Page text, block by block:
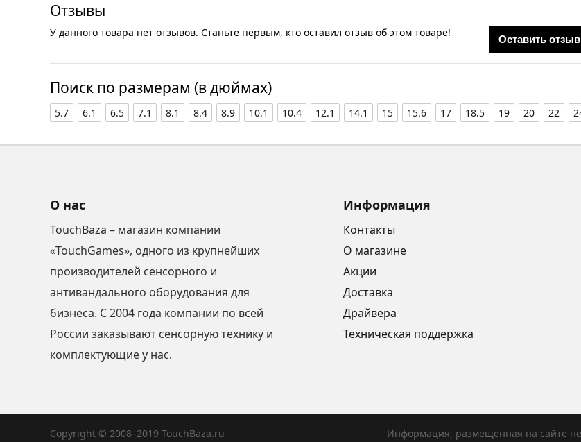
Отзывы
Оставить отзыв
У данного товара нет отзывов. Станьте первым, кто оставил отзыв об этом товаре!
Поиск по размерам (в дюймах)
5.7 6.1 6.5 7.1 8.1 8.4 8.9 10.1 10.4 12.1 14.1 15 15.6 17 18.5 19 20 22
О нас
TouchBaza – магазин компании
«TouchGames», одного из крупнейших
производителей сенсорного и
антивандального оборудования для
бизнеса. С 2004 года компании по всей
России заказывают сенсорную технику и
комплектующие у нас.
Информация
Контакты
О магазине
Акции
Доставка
Драйвера
Техническая поддержка
Copyright © 2008–2019 TouchBaza.ru Информация, размещённая на сайте